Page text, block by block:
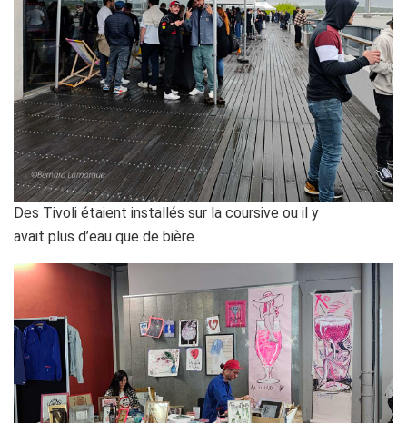
Des Tivoli étaient installés sur la coursive ou il y
avait plus d’eau que de bière